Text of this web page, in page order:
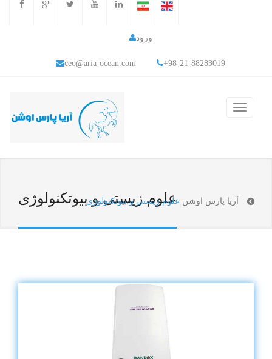
ورود
ceo@aria-ocean.com +98-21-88283019
علوم زیستی و بیوتکنولوژی
علوم زیستی و بیوتکنولوژی آریا پارس اوشن